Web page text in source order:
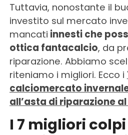
Tuttavia, nonostante il
investito sul mercato
mancati innesti che
ottica fantacalcio, da
riparazione. Abbiamo
riteniamo i migliori. Ecco i
calciomercato
all’asta di riparazione
I 7 migliori